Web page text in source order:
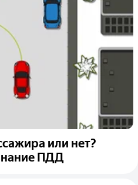
или нет?
ПДД